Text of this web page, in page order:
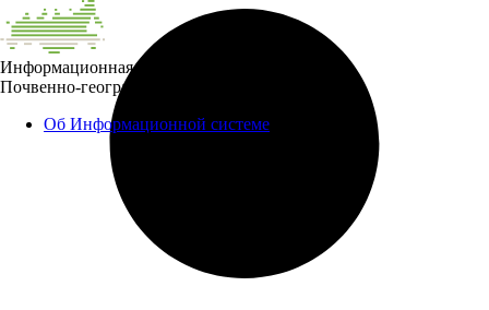
Информационная система
Почвенно-географическая база данных России
Об Информационной системе